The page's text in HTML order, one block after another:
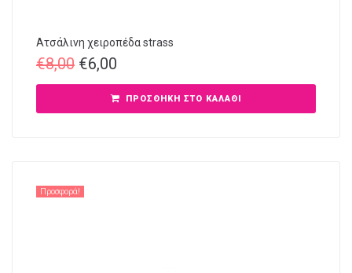
Ατσάλινη χειροπέδα strass
€8,00 €6,00
ΠΡΟΣΘΉΚΗ ΣΤΟ ΚΑΛΆΘΙ
Προσφορά!